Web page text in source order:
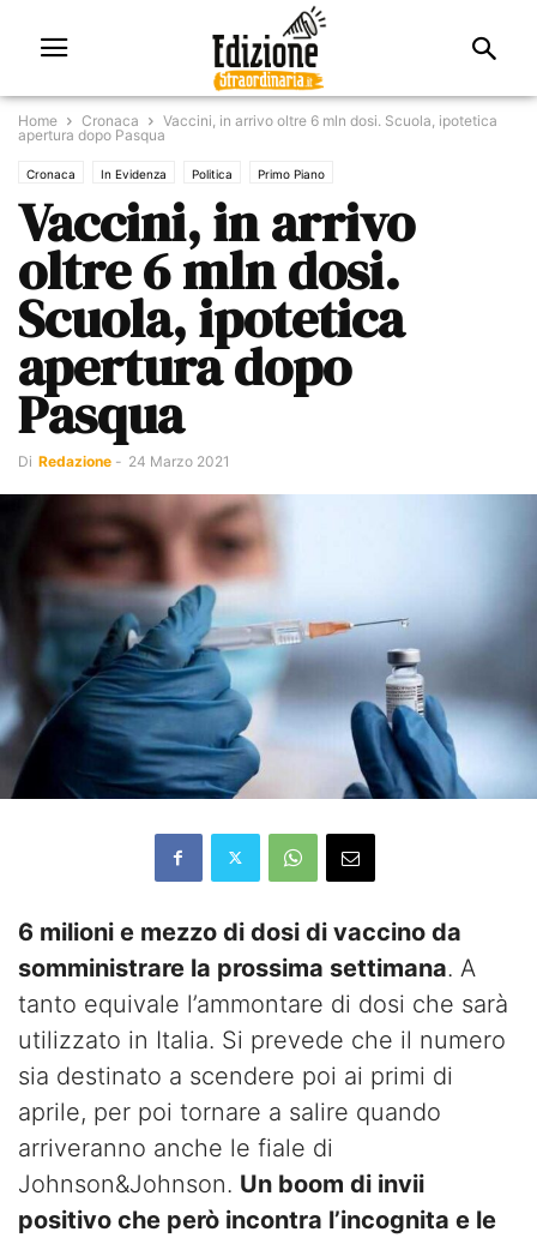
Home Cronaca
Vaccini, in arrivo oltre 6 mln dosi. Scuola, ipotetica
apertura dopo Pasqua
Cronaca In Evidenza Politica Primo Piano
Vaccini, in arrivo
oltre 6 mln dosi.
Scuola, ipotetica
apertura dopo
Pasqua
Di Redazione - 24 Marzo 2021
6 milioni e mezzo di dosi di vaccino da
somministrare la prossima settimana. A
tanto equivale l’ammontare di dosi che sarà
utilizzato in Italia. Si prevede che il numero
sia destinato a scendere poi ai primi di
aprile, per poi tornare a salire quando
arriveranno anche le fiale di
Johnson&Johnson. Un boom di invii
positivo che però incontra l’incognita e le